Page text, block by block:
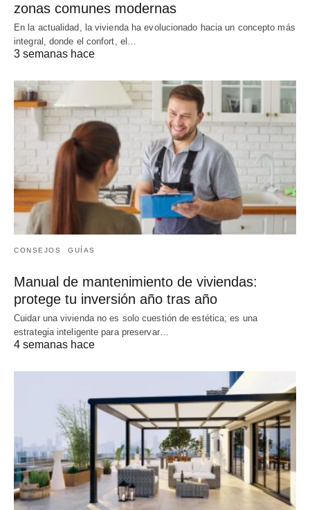
zonas comunes modernas
En la actualidad, la vivienda ha evolucionado hacia un concepto más
integral, donde el confort, el…
3 semanas hace
CONSEJOS GUÍAS
Manual de mantenimiento de viviendas:
protege tu inversión año tras año
Cuidar una vivienda no es solo cuestión de estética; es una
estrategia inteligente para preservar…
4 semanas hace